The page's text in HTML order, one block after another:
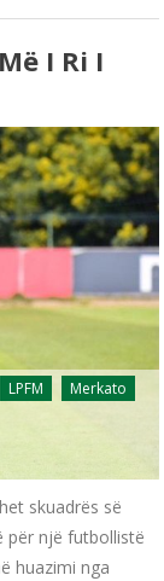
I Ri I
LPFM
Merkato
skuadrës së
për një futbollistë
huazimi nga